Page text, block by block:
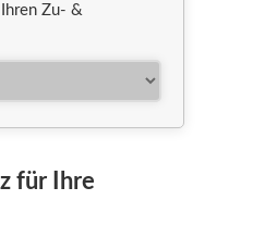
Zu- &
für Ihre